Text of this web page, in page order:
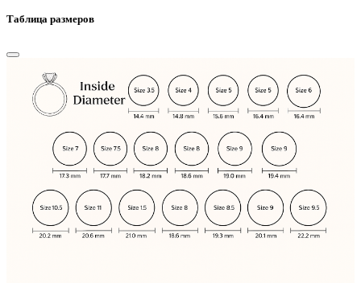
Таблица размеров